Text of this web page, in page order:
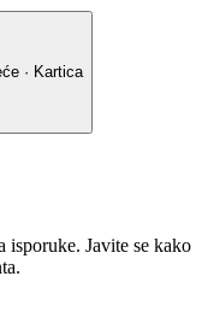
· Kartica
isporuke. Javite se kako